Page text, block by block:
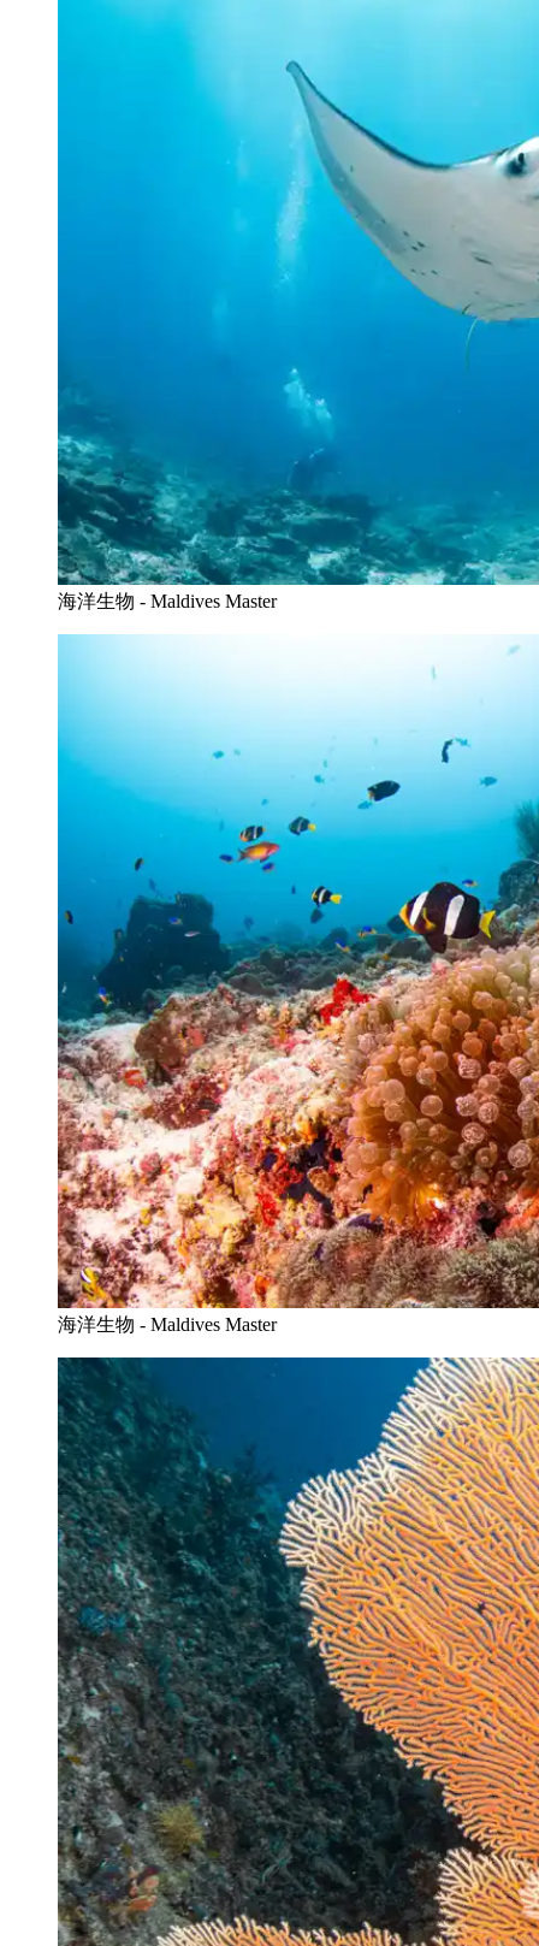
海洋生物 - Maldives Master
海洋生物 - Maldives Master